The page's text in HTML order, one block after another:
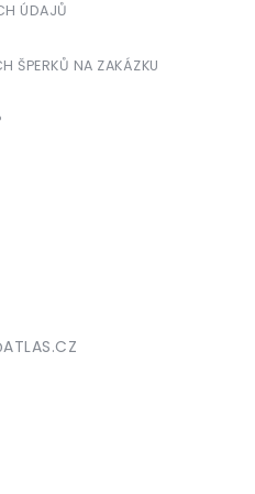
ÚDAJŮ
ŠPERKŮ NA ZAKÁZKU
ATLAS.CZ